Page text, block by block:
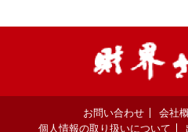
お問い合わせ 会社
個人情報の取り扱いについて